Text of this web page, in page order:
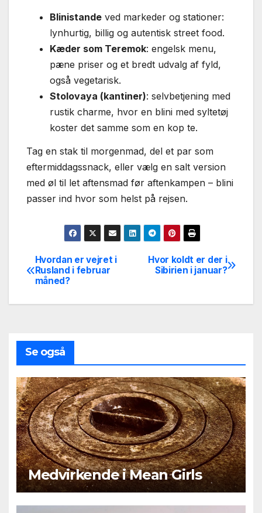
Blinistande ved markeder og stationer:
lynhurtig, billig og autentisk street food.
Kæder som Teremok: engelsk menu,
pæne priser og et bredt udvalg af fyld,
også vegetarisk.
Stolovaya (kantiner): selvbetjening med
rustik charme, hvor en blini med syltetøj
koster det samme som en kop te.
Tag en stak til morgenmad, del et par som
eftermiddagssnack, eller vælg en salt version
med øl til let aftensmad før aftenkampen – blini
passer ind hvor som helst på rejsen.
Indlægsnavigation
Hvor koldt er der i
Sibirien i januar?
Hvordan er vejret i
Rusland i februar
måned?
Se også
Medvirkende i Mean Girls